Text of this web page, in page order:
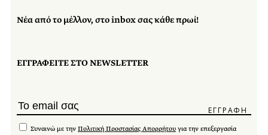
Νέα από το μέλλον, στο inbox σας κάθε πρωί!
ΕΓΓΡΑΦΕΙΤΕ ΣΤΟ NEWSLETTER
Συναινώ με την Πολιτική Προστασίας Απορρήτου για την επεξεργασία